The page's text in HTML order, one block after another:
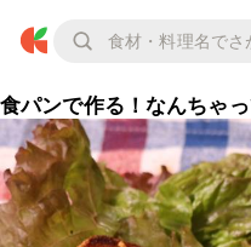
食パンで作る！なんちゃ